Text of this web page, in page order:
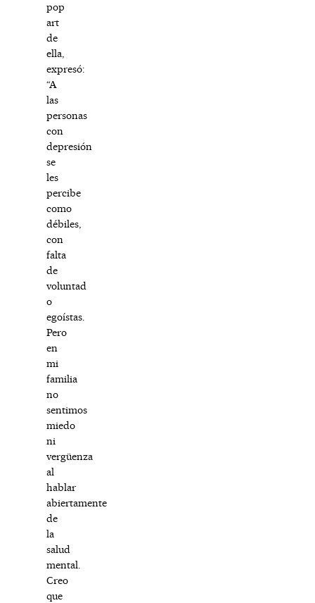
pop
art
de
ella,
expresó:
“A
las
personas
con
depresión
se
les
percibe
como
débiles,
con
falta
de
voluntad
o
egoístas.
Pero
en
mi
familia
no
sentimos
miedo
ni
vergüenza
al
hablar
abiertamente
de
la
salud
mental.
Creo
que